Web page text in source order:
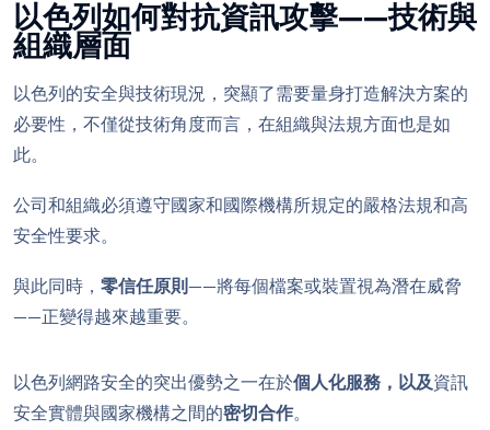
以色列如何對抗資訊攻擊——技術與
組織層面
以色列的安全與技術現況，突顯了需要量身打造解決方案的
必要性，不僅從技術角度而言，在組織與法規方面也是如
此。
公司和組織必須遵守國家和國際機構所規定的嚴格法規和高
安全性要求。
與此同時， 零信任原則——將每個檔案或裝置視為潛在威脅
——正變得越來越重要。
以色列網路安全的突出優勢之一在於個人化服務，以及資訊
安全實體與國家機構之間的密切合作。